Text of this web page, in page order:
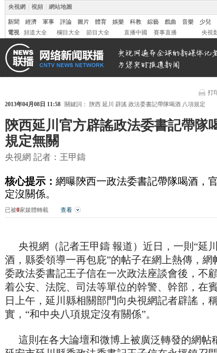
央視網 視頻 網站地圖
新聞 經濟 軍事 評論 圖片 體育 娛樂 科教 綜藝 戲曲 音樂
少兒
電視
頻道大全 欄目大全 節目大全 直播中國 賽事直播 央視
打
2013年04月08日 11:58
關鍵詞： 陝西 延川 辟謠 政法委書記帶隊喝酒 八項規定
陝西延川官方辟謠政法委書記帶隊
規定無關
央視網 記者：王甲鑄
核心提示： 網曝陝西一政法委書記帶隊喝酒，
定沒關係。
已被0家媒體轉載 查看
央視網（記者王甲鑄 報道）近日，一則“延
酒，縣委領導一再包庇”的帖子在網上熱傳，網
委政法委書記王子信在一次政法座談會後，不
着公安、法院、司法等單位的幹警、幹部，在
日上午，延川縣相關部門向央視網記者辟謠，
實，“和中央八項規定沒有關係”。
這則在各大論壇和微博上被廣泛轉發的網帖